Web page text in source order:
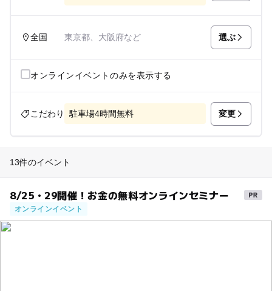
全国 東京都、大阪府など 選ぶ
オンラインイベントのみを表示する
こだわり 駐車場4時間無料 変更
13件のイベント
8/25・29開催！お金の無料オンラインセミナー
オンラインイベント